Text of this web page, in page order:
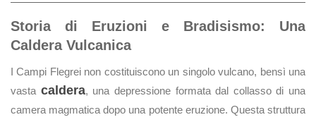
Storia di Eruzioni e Bradisismo: Una
Caldera Vulcanica
I Campi Flegrei non costituiscono un singolo vulcano, bensì una
vasta caldera, una depressione formata dal collasso di una
camera magmatica dopo una potente eruzione. Questa struttura